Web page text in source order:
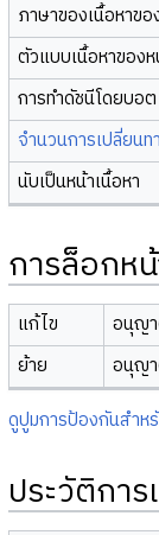
ภาษาของเนื้อหาขอ
ตัวแบบเนื้อหาของ
การทำดัชนีโดยบอต
จำนวนการเปลี่ยนท
นับเป็นหน้าเนื้อหา
การล็อกห
แก้ไข
อนุญ
ย้าย
อนุญ
ดูปูมการป้องกันสำห
ประวัติกา